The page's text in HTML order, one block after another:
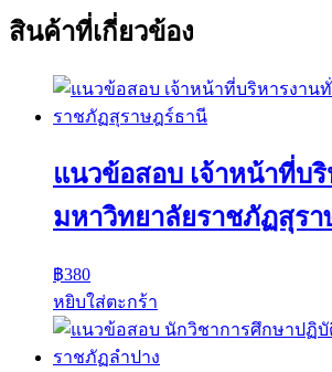
สินค้าที่เกี่ยวข้อง
แนวข้อสอบ เจ้าหน้าที่บริ
มหาวิทยาลัยราชภัฏสุร
฿380
หยิบใส่ตะกร้า